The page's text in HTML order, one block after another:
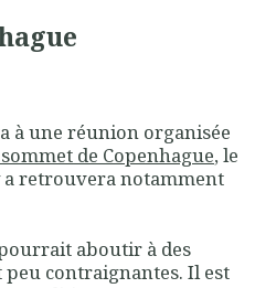
à une réunion organisée
de Copenhague, le
retrouvera notamment
aboutir à des
contraignantes. Il est